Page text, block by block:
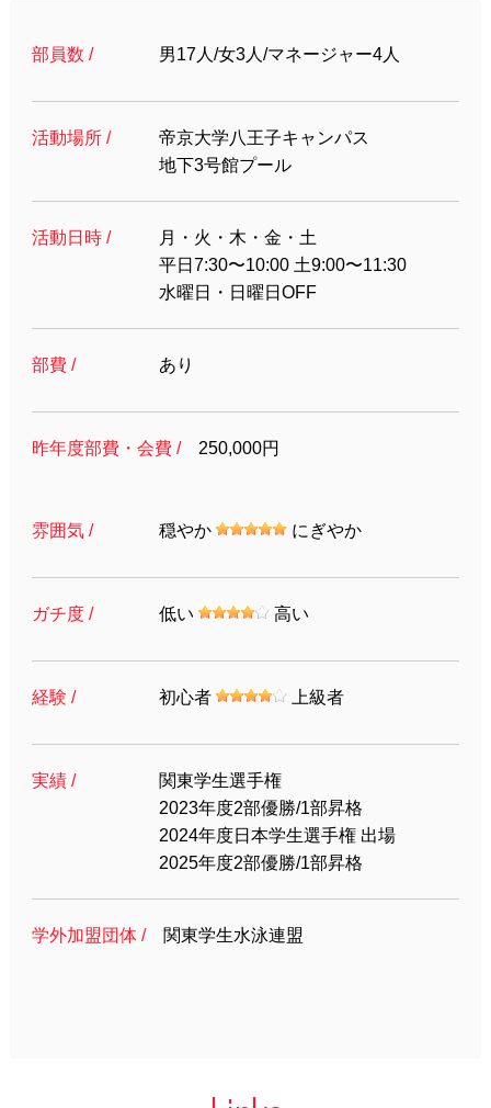
部員数 / 男17人/女3人/マネージャー4人
活動場所 /
帝京大学八王子キャンパス
地下3号館プール
活動日時 /
月・火・木・金・土
平日7:30〜10:00 土9:00〜11:30
水曜日・日曜日OFF
部費 / あり
昨年度部費・会費 / 250,000円
雰囲気 / 穏やか にぎやか
ガチ度 / 低い 高い
経験 / 初心者 上級者
実績 /
関東学生選手権
2023年度2部優勝/1部昇格
2024年度日本学生選手権 出場
2025年度2部優勝/1部昇格
学外加盟団体 / 関東学生水泳連盟